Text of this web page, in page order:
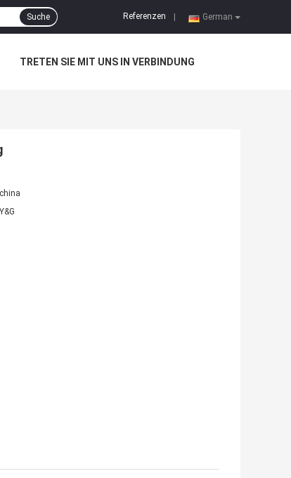
German
Referenzen
Suche
TRETEN SIE MIT UNS IN VERBINDUNG
china
Y&G